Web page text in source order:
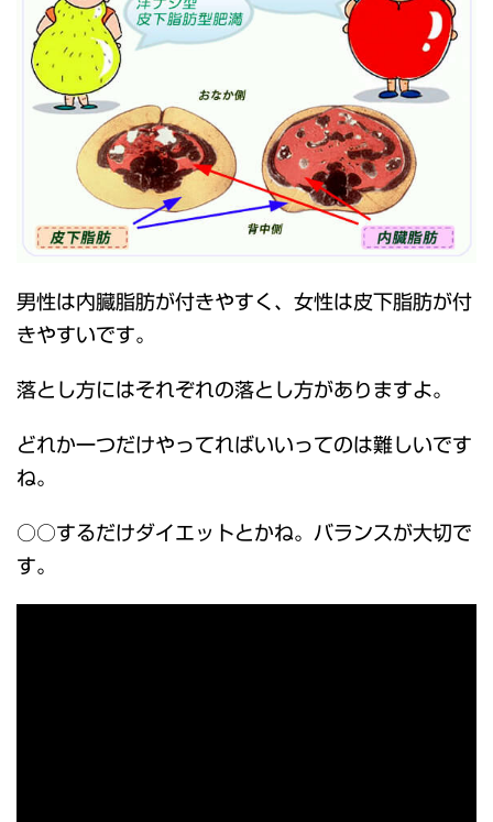
男性は内臓脂肪が付きやすく、女性は皮下脂肪が付
きやすいです。
落とし方にはそれぞれの落とし方がありますよ。
どれか一つだけやってればいいってのは難しいです
ね。
○○するだけダイエットとかね。バランスが大切で
す。